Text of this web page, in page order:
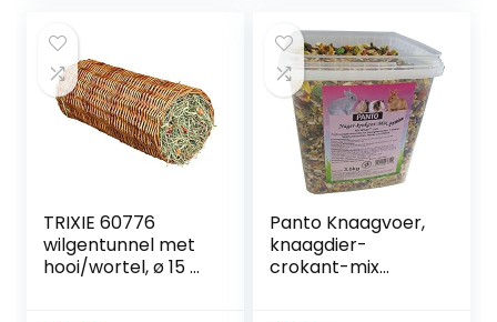
TRIXIE 60776
wilgentunnel met
hooi/wortel, ø 15 ×
Panto Knaagvoer,
knaagdier-
crokant-mix